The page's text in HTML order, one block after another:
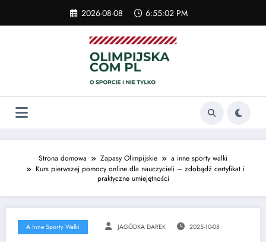
content
2026-08-08 6:55:02 PM
Strona domowa Zapasy Olimpijskie
a inne sporty walki
Kurs pierwszej pomocy online dla nauczycieli – zdobądź certyfikat i
praktyczne umiejętności
A Inne Sporty Walki JAGÓDKA DAREK 2025-10-08